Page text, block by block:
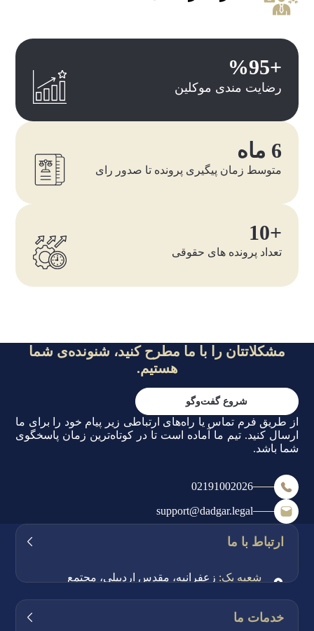
+%95
رضایت مندی موکلین
6 ماه
متوسط زمان پیگیری پرونده تا صدور رای
+10
تعداد پرونده های حقوقی
مشکلاتتان را با ما مطرح کنید، شنونده‌ی شما
هستیم.
شروع گفت‌وگو
از طریق فرم تماس یا راه‌های ارتباطی زیر پیام خود را برای ما
ارسال کنید. تیم ما آماده است تا در کوتاه‌ترین زمان پاسخگوی
شما باشد.
02191002026
support@dadgar.legal
ارتباط با ما
شعبه یک: زعفرانیه، مقدس اردبیلی، مجتمع
شعبه دو:
بلوار کشاورز، خیابان وصال شیرازی، کوی
باستانی پاریزی، پلاک ۱۱، طبقه ۴
خدمات ما